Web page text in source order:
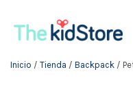
Inicio / Tienda / Backpack /